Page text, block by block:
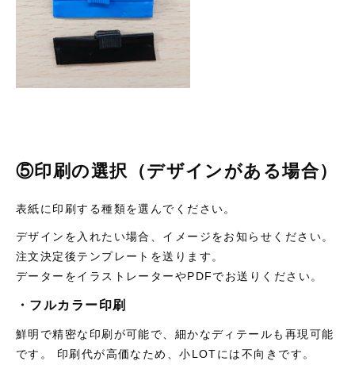
⑤印刷の選択（デザインがある場合）
表紙に印刷する種類を選んでください。
デザインを入れたい場合、イメージをお知らせください。
注文決定後テンプレートを送ります。
データーをイラストレーターやPDFでお送りください。
・フルカラー印刷
鮮明で精密な印刷が可能で、細かなディテールも再現可能
です。 印刷代が高価なため、小LOTには不向きです。